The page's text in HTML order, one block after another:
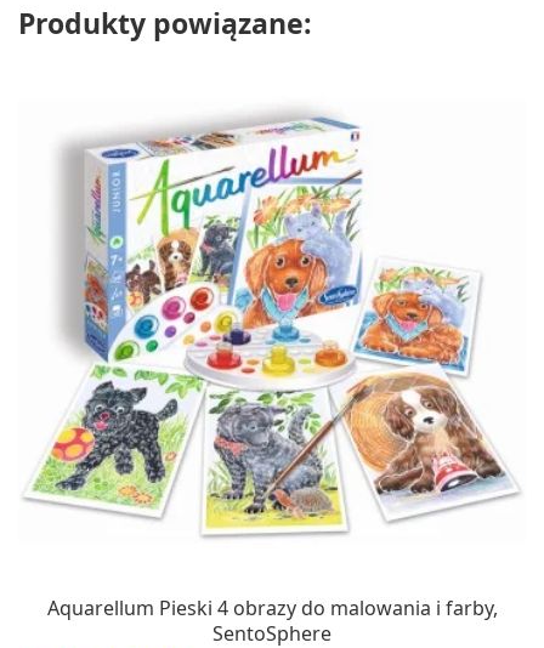
Produkty powiązane:
Aquarellum Pieski 4 obrazy do malowania i farby,
SentoSphere